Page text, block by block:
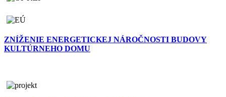
ZNÍŽENIE ENERGETICKEJ NÁROČNOSTI BUDOVY
KULTÚRNEHO DOMU